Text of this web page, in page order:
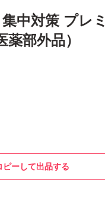
中対策 プレミ
部外品）
ピーして出品する